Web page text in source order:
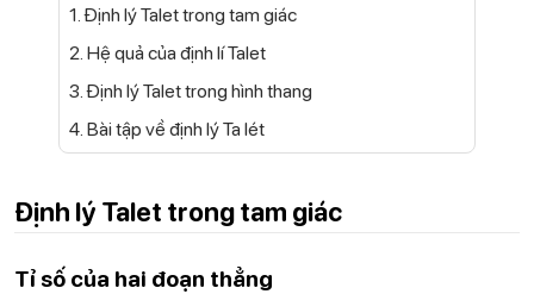
1. Định lý Talet trong tam giác
2. Hệ quả của định lí Talet
3. Định lý Talet trong hình thang
4. Bài tập về định lý Ta lét
Định lý Talet trong tam giác
Tỉ số của hai đoạn thẳng